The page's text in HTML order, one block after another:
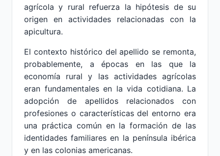
agrícola y rural refuerza la hipótesis de su
origen en actividades relacionadas con la
apicultura.
El contexto histórico del apellido se remonta,
probablemente, a épocas en las que la
economía rural y las actividades agrícolas
eran fundamentales en la vida cotidiana. La
adopción de apellidos relacionados con
profesiones o características del entorno era
una práctica común en la formación de las
identidades familiares en la península ibérica
y en las colonias americanas.